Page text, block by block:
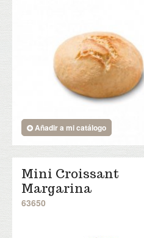
Añadir a mi catálogo
Mini Croissant
Margarina
63650